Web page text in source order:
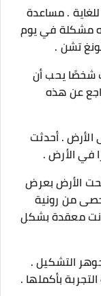
. مساعدة
مشكلة في يوم
تشن .
شخصًا يحب أن
عن هذه
. أحدثت
في الأرض .
الأرض بعرض
من رونية
كانت معقدة بشكل
التشكيل .
بأكملها .